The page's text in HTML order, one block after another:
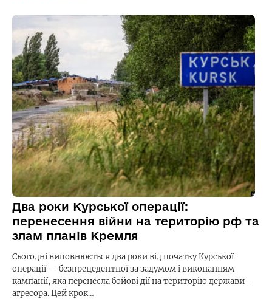
Два роки Курської операції:
перенесення війни на територію рф та
злам планів Кремля
Сьогодні виповнюється два роки від початку Курської
операції — безпрецедентної за задумом і виконанням
кампанії, яка перенесла бойові дії на територію держави-
агресора. Цей крок…